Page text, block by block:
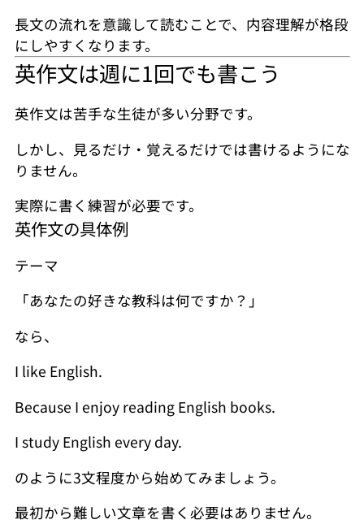
長文の流れを意識して読むことで、内容理解が格段
にしやすくなります。
英作文は週に1回でも書こう
英作文は苦手な生徒が多い分野です。
しかし、見るだけ・覚えるだけでは書けるようにな
りません。
実際に書く練習が必要です。
英作文の具体例
テーマ
「あなたの好きな教科は何ですか？」
なら、
I like English.
Because I enjoy reading English books.
I study English every day.
のように3文程度から始めてみましょう。
最初から難しい文章を書く必要はありません。